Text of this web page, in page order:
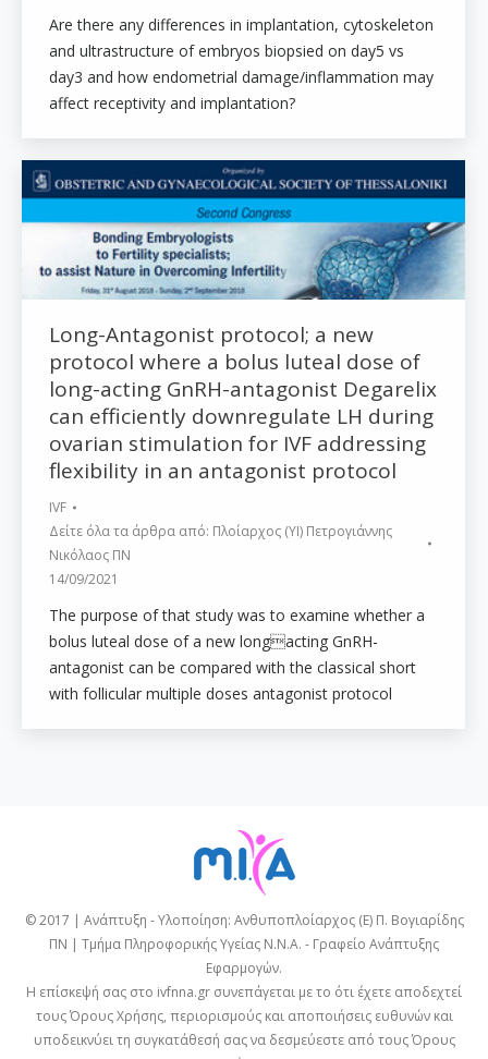
Are there any differences in implantation, cytoskeleton
and ultrastructure of embryos biopsied on day5 vs
day3 and how endometrial damage/inflammation may
affect receptivity and implantation?
Long-Antagonist protocol; a new
protocol where a bolus luteal dose of
long-acting GnRH-antagonist Degarelix
can efficiently downregulate LH during
ovarian stimulation for IVF addressing
flexibility in an antagonist protocol
IVF
Δείτε όλα τα άρθρα από: Πλοίαρχος (ΥΙ) Πετρογιάννης
Νικόλαος ΠΝ
14/09/2021
The purpose of that study was to examine whether a
bolus luteal dose of a new longacting GnRH-
antagonist can be compared with the classical short
with follicular multiple doses antagonist protocol
© 2017 | Ανάπτυξη - Υλοποίηση: Ανθυποπλοίαρχος (Ε) Π. Βογιαρίδης
ΠΝ | Τμήμα Πληροφορικής Υγείας Ν.Ν.Α. - Γραφείο Ανάπτυξης
Εφαρμογών.
Η επίσκεψή σας στο ivfnna.gr συνεπάγεται με το ότι έχετε αποδεχτεί
τουςΌρους Χρήσης, περιορισμούς και αποποιήσεις ευθυνών και
υποδεικνύει τη συγκατάθεσή σας να δεσμεύεστε από τουςΌρους